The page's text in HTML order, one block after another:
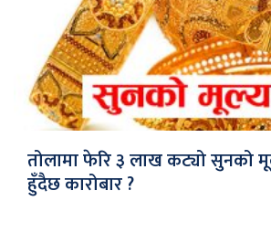
तोलामा फेरि ३ लाख कट्यो सुनको
हुँदैछ कारोबार ?